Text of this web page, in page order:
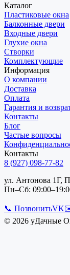
Каталог
Пластиковые окна
Балконные двери
Входные двери
Глухие окна
Створки
Комплектующие
Информация
О компании
Доставка
Оплата
Гарантия и
Контакты
Блог
Частые вопросы
Контакты
8 (927) 098-77-82
ул. Антонова 1Г,
Пн–Сб:
📞 ПозвонитьVK
© 2026 уДачные